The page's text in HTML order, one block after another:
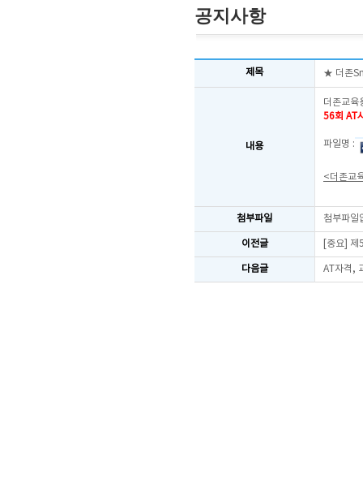
공지사항
제목 ★ 더존
내용
더존교육
56회 AT
파일명 :
<더존교
첨부파일 첨부파일
이전글 [중요]
다음글 AT자격,